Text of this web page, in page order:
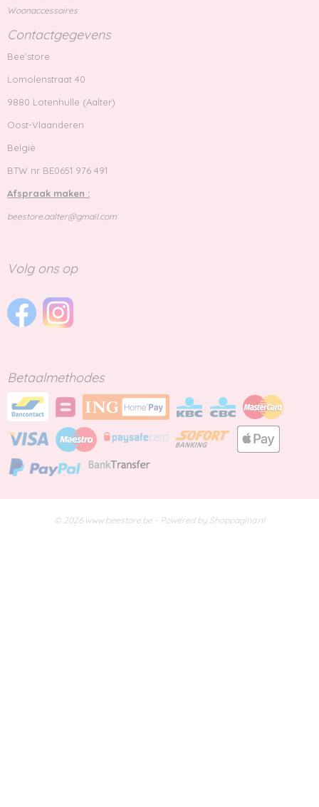
Woonaccessoires
Contactgegevens
Bee'store
Lomolenstraat 40
9880 Lotenhulle (Aalter)
Oost-Vlaanderen
België
BTW nr BE0651 976 491
Afspraak maken :
beestore.aalter@gmail.com
Volg ons op
Betaalmethodes
© 2026 www.beestore.be - Powered by Shoppagina.nl